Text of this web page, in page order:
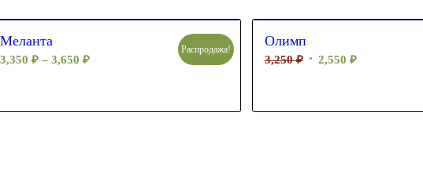
Меланта
3,350₽ –3,650₽
Распродажа!
Олимп
3,250₽ 2,550 ₽